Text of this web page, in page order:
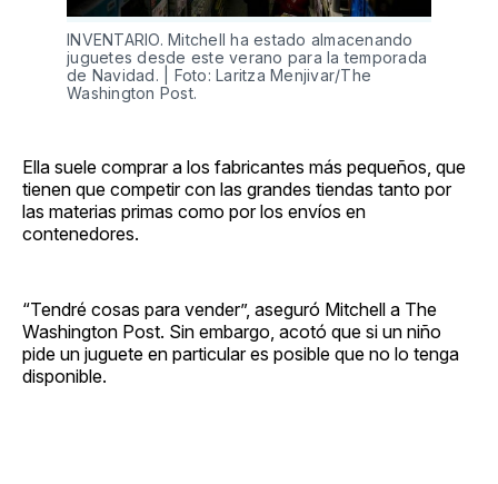
INVENTARIO. Mitchell ha estado almacenando
juguetes desde este verano para la temporada
de Navidad. | Foto: Laritza Menjivar/The
Washington Post.
Ella suele comprar a los fabricantes más pequeños, que
tienen que competir con las grandes tiendas tanto por
las materias primas como por los envíos en
contenedores.
“Tendré cosas para vender”, aseguró Mitchell a The
Washington Post. Sin embargo, acotó que si un niño
pide un juguete en particular es posible que no lo tenga
disponible.